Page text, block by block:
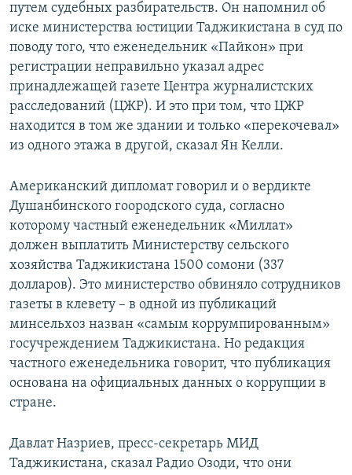
путем судебных разбирательств. Он напомнил об
иске министерства юстиции Таджикистана в суд по
поводу того, что еженедельник «Пайкон» при
регистрации неправильно указал адрес
принадлежащей газете Центра журналистских
расследований (ЦЖР). И это при том, что ЦЖР
находится в том же здании и только «перекочевал»
из одного этажа в другой, сказал Ян Келли.
Американский дипломат говорил и о вердикте
Душанбинского гоородского суда, согласно
которому частный еженедельник «Миллат»
должен выплатить Министерству сельского
хозяйства Таджикистана 1500 сомони (337
долларов). Это министерство обвиняло сотрудников
газеты в клевету – в одной из публикаций
минсельхоз назван «самым коррумпированным»
госучреждением Таджикистана. Но редакция
частного еженедельника говорит, что публикация
основана на официальных данных о коррупции в
стране.
Давлат Назриев, пресс-секретарь МИД
Таджикистана, сказал Радио Озоди, что они